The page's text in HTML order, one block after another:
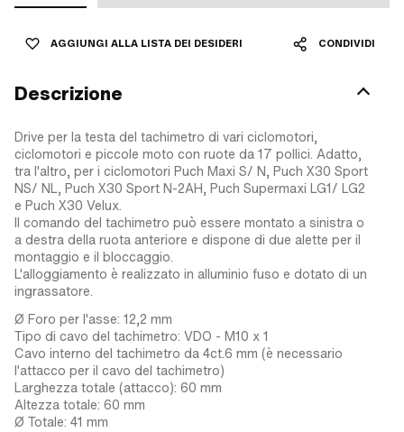
AGGIUNGI ALLA LISTA DEI DESIDERI CONDIVIDI
Descrizione
Drive per la testa del tachimetro di vari ciclomotori,
ciclomotori e piccole moto con ruote da 17 pollici. Adatto,
tra l'altro, per i ciclomotori Puch Maxi S/ N, Puch X30 Sport
NS/ NL, Puch X30 Sport N-2AH, Puch Supermaxi LG1/ LG2
e Puch X30 Velux.
Il comando del tachimetro può essere montato a sinistra o
a destra della ruota anteriore e dispone di due alette per il
montaggio e il bloccaggio.
L'alloggiamento è realizzato in alluminio fuso e dotato di un
ingrassatore.
Ø Foro per l'asse: 12,2 mm
Tipo di cavo del tachimetro: VDO - M10 x 1
Cavo interno del tachimetro da 4ct.6 mm (è necessario
l'attacco per il cavo del tachimetro)
Larghezza totale (attacco): 60 mm
Altezza totale: 60 mm
Ø Totale: 41 mm